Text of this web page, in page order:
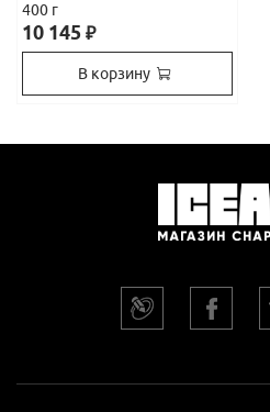
400 г
10 145₽
В корзину